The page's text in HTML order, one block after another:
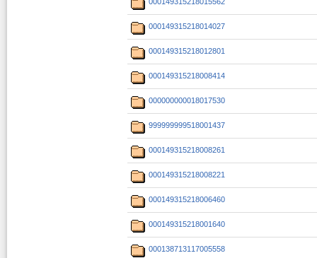
000149315218014027
000149315218012801
000149315218008414
000000000018017530
999999999518001437
000149315218008261
000149315218008221
000149315218006460
000149315218001640
000138713117005558